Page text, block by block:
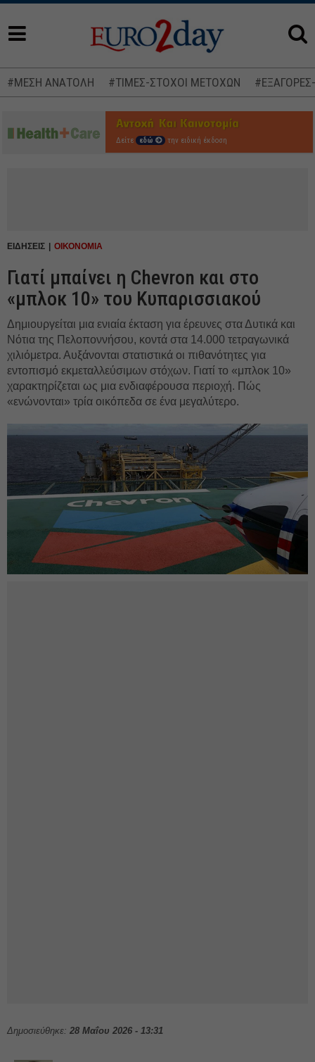
#ΜΕΣΗ ΑΝΑΤΟΛΗ #ΤΙΜΕΣ-ΣΤΟΧΟΙ ΜΕΤΟΧΩΝ
Δείτε εδώ την ειδική έκδοση
ΕΙΔΗΣΕΙΣ ΟΙΚΟΝΟΜΙΑ
Γιατί μπαίνει η Chevron και στο
«μπλοκ 10» του Κυπαρισσιακού
Δημιουργείται μια ενιαία έκταση για έρευνες στα Δυτικά και
Νότια της Πελοποννήσου, κοντά στα 14.000 τετραγωνικά
χιλιόμετρα. Αυξάνονται στατιστικά οι πιθανότητες για
εντοπισμό εκμεταλλεύσιμων στόχων. Γιατί το «μπλοκ 10»
χαρακτηρίζεται ως μια ενδιαφέρουσα περιοχή. Πώς
«ενώνονται» τρία οικόπεδα σε ένα μεγαλύτερο.
Δημοσιεύθηκε: 28 Μαΐου 2026 - 13:31